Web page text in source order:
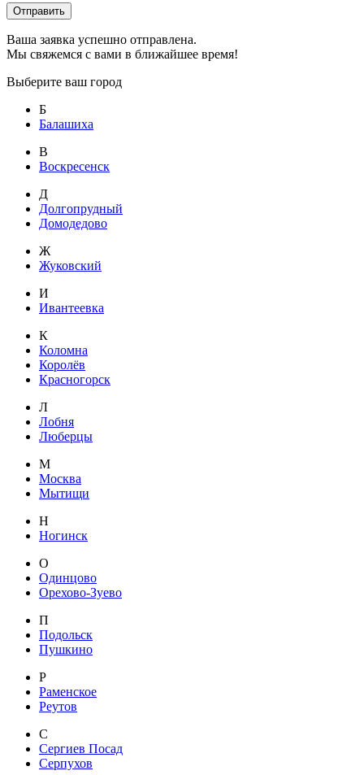
Отправить
Ваша заявка успешно отправлена.
Мы свяжемся с вами в ближайшее время!
Выберите ваш город
Б
Балашиха
В
Воскресенск
Д
Долгопрудный
Домодедово
Ж
Жуковский
И
Ивантеевка
К
Коломна
Королёв
Красногорск
Л
Лобня
Люберцы
М
Москва
Мытищи
Н
Ногинск
О
Одинцово
Орехово-Зуево
П
Подольск
Пушкино
Р
Раменское
Реутов
С
Сергиев Посад
Серпухов